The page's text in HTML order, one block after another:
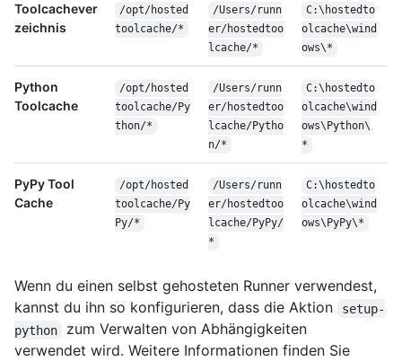
Toolcachever
zeichnis
/opt/hosted
toolcache/*
/Users/runn
er/hostedtoo
lcache/*
C:\hostedto
olcache\wind
ows\*
Python
Toolcache
/opt/hosted
toolcache/Py
thon/*
/Users/runn
er/hostedtoo
lcache/Pytho
n/*
C:\hostedto
olcache\wind
ows\Python\
*
PyPy Tool
Cache
/opt/hosted
toolcache/Py
Py/*
/Users/runn
er/hostedtoo
lcache/PyPy/
*
C:\hostedto
olcache\wind
ows\PyPy\*
Wenn du einen selbst gehosteten Runner verwendest,
kannst du ihn so konfigurieren, dass die Aktion
setup-
python
zum Verwalten von Abhängigkeiten
verwendet wird. Weitere Informationen finden Sie